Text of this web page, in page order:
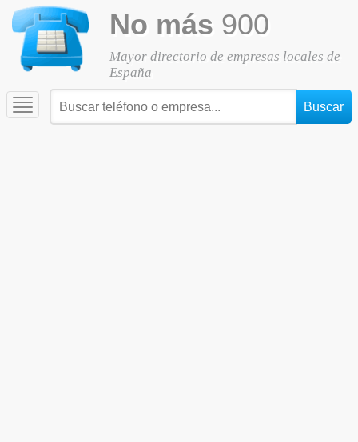
No más 900
Mayor directorio de empresas locales de
España
Toggle
navigation